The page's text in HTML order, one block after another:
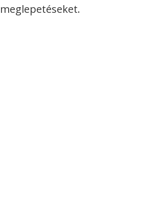
meglepetéseket.